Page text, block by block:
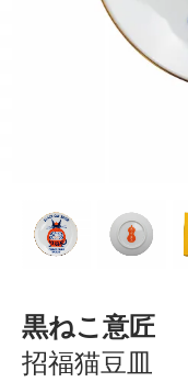
黒ねこ意匠
招福猫豆皿